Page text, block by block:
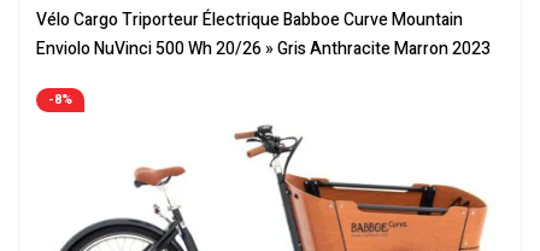
Cargos,Vélo électrique ville,Velos Electriques
Vélo Cargo Triporteur Électrique Babboe Curve Mountain
Enviolo NuVinci 500 Wh 20/26 » Gris Anthracite Marron 2023
-8%